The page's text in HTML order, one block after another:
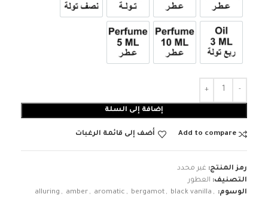
3ml زيت ربع تولة عطر 10ml عطر 5ml
إضافة إلى السلة
Add to compare أضف إلى قائمة الرغبات
رمز المنتج: غير محدد
التصنيف: العطور
الوسوم:
alluring , amber , aromatic , bergamot , black vanilla ,